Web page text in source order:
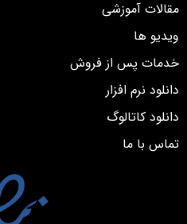
مقالات آموزشی
ویدیو ها
خدمات پس از فروش
دانلود نرم افزار
دانلود کاتالوگ
تماس با ما